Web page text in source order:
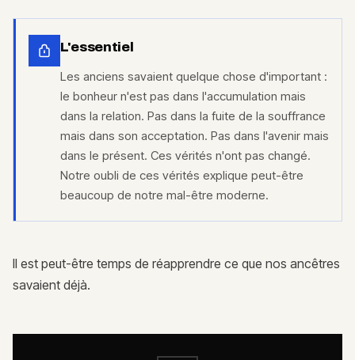
L'essentiel
Les anciens savaient quelque chose d'important :
le bonheur n'est pas dans l'accumulation mais
dans la relation. Pas dans la fuite de la souffrance
mais dans son acceptation. Pas dans l'avenir mais
dans le présent. Ces vérités n'ont pas changé.
Notre oubli de ces vérités explique peut-être
beaucoup de notre mal-être moderne.
Il est peut-être temps de réapprendre ce que nos ancêtres
savaient déjà.